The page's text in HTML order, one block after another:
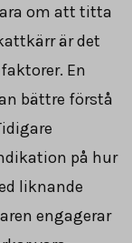
om att titta
är det
En
bättre förstå
på hur
liknande
engagerar